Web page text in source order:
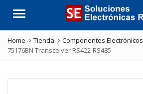
Menu
Home Tienda Componentes Electrónicos
75176BN Transceiver RS422-RS485